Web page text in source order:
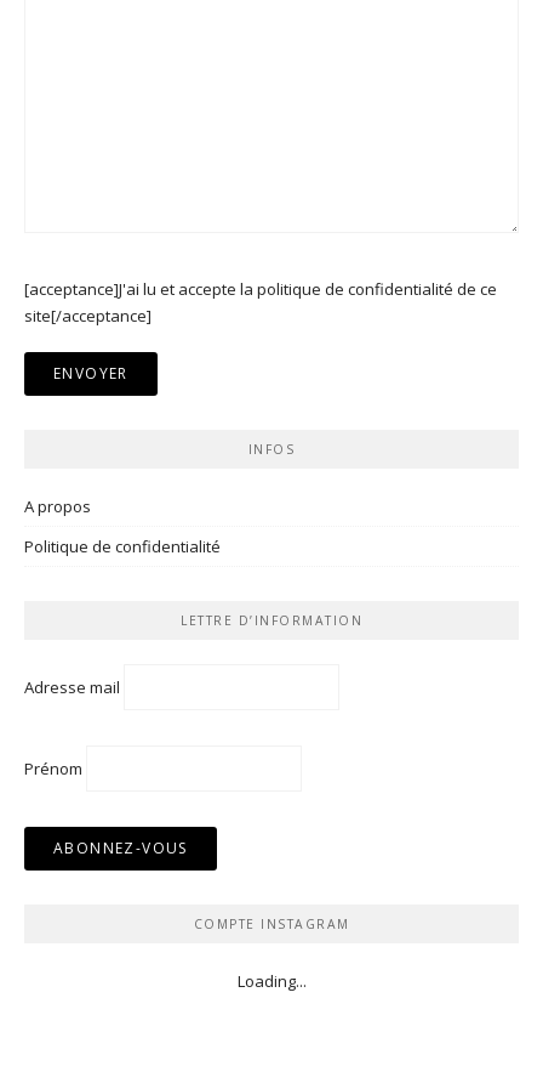
[acceptance]J'ai lu et accepte la politique de confidentialité de ce
site[/acceptance]
INFOS
A propos
Politique de confidentialité
LETTRE D’INFORMATION
Adresse mail
Prénom
COMPTE INSTAGRAM
Loading...